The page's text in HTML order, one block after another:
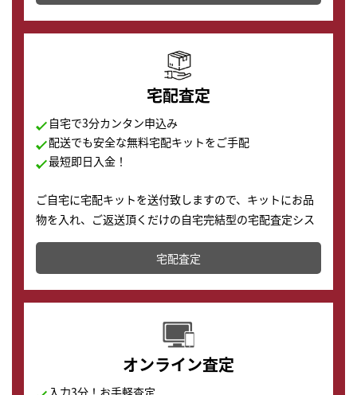
の購入もできます♪
宅配査定
自宅で3分カンタン申込み
配送でも安全な無料宅配キットをご手配
最短即日入金！
ご自宅に宅配キットを送付致しますので、キットにお品
物を入れ、ご返送頂くだけの自宅完結型の宅配査定シス
テムです。
配送でも簡単&安全に査定・買取に出すことが可能で
す。
宅配査定
オンライン査定